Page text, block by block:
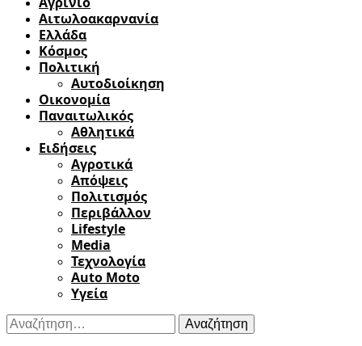
Αιτωλοακαρνανία
Ελλάδα
Κόσμος
Πολιτική
Αυτοδιοίκηση
Οικονομία
Παναιτωλικός
Αθλητικά
Ειδήσεις
Αγροτικά
Απόψεις
Πολιτισμός
Περιβάλλον
Lifestyle
Media
Τεχνολογία
Auto Moto
Υγεία
Αναζήτηση
για: